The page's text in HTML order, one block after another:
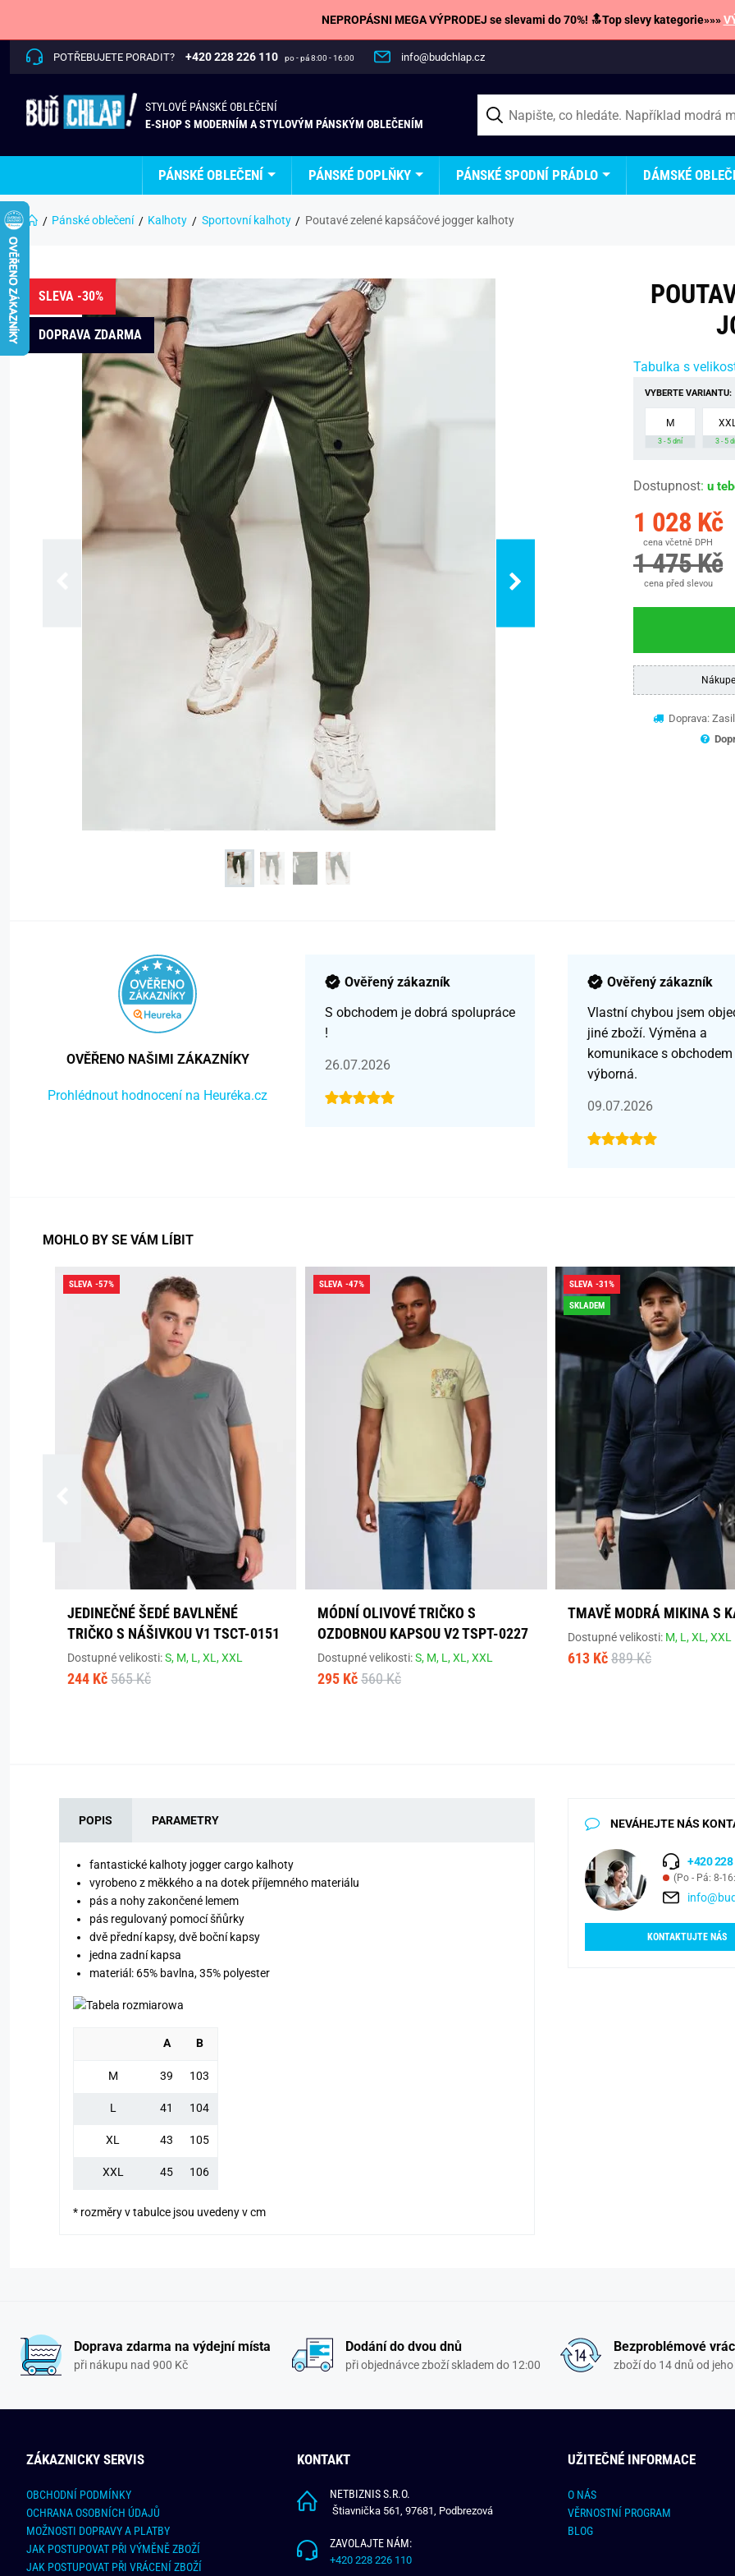
NEPROPÁSNI MEGA VÝPRODEJ se slevami do 70%! 🔝Top slevy kategorie»»»
POTŘEBUJETE PORADIT? +420 228 226 110 po - pá 8:00 - 16:00 info@budchlap.cz
STYLOVÉ PÁNSKÉ OBLEČENÍ
E-SHOP S MODERNÍM A STYLOVÝM PÁNSKÝM OBLEČENÍM
PÁNSKÉ OBLEČENÍ PÁNSKÉ DOPLŇKY PÁNSKÉ SPODNÍ PRÁDLO DÁMSKÉ
Pánské oblečení Kalhoty Sportovní kalhoty Poutavé zelené kapsáčové jogger kalhoty
SLEVA -30%
DOPRAVA ZDARMA
Tabulka s
VYBERTE VARIANTU:
M
3 - 5 dní 3 - 5
Dostupnost: u
1 028 Kč
cena včetně DPH
1 475 Kč
cena před slevou
Doprava:
OVĚŘENO NAŠIMI ZÁKAZNÍKY
Prohlédnout hodnocení na Heuréka.cz
Ověřený zákazník
S obchodem je dobrá spolupráce
!
26.07.2026
Ověřený zákazník
Vlastní chybou jsem
jiné zboží. Výměna a
komunikace s obchodem
výborná.
09.07.2026
MOHLO BY SE VÁM LÍBIT
SLEVA -57%
JEDINEČNÉ ŠEDÉ BAVLNĚNÉ
TRIČKO S NÁŠIVKOU V1 TSCT-0151
Dostupné velikosti:S, M, L,XL,XXL
244 Kč 565 Kč
SLEVA -47%
MÓDNÍ OLIVOVÉ TRIČKO S
OZDOBNOU KAPSOU V2 TSPT-0227
Dostupné velikosti:S, M, L,XL,XXL
295 Kč 560 Kč
SLEVA -31%
SKLADEM
TMAVĚ MODRÁ MIKINA S
Dostupné velikosti: M, L,XL,XXL
613 Kč 889 Kč
POPIS PARAMETRY
fantastické kalhoty jogger cargo kalhoty
vyrobeno z měkkého a na dotek příjemného materiálu
pás a nohy zakončené lemem
pás regulovaný pomocí šňůrky
dvě přední kapsy, dvě boční kapsy
jedna zadní kapsa
materiál: 65% bavlna, 35% polyester
A B
M 39 103
L 41 104
XL 43 105
XXL 45 106
* rozměry v tabulce jsou uvedeny v cm
NEVÁHEJTE NÁS
+420 228
(Po - Pá: 8-
KONTAKTUJTE NÁS
Doprava zdarma na výdejní místa
při nákupu nad 900 Kč
Dodání do dvou dnů
při objednávce zboží skladem do 12:00
Bezproblémové
zboží do 14 dnů od
ZÁKAZNICKY SERVIS
OBCHODNÍ PODMÍNKY
OCHRANA OSOBNÍCH ÚDAJŮ
MOŽNOSTI DOPRAVY A PLATBY
JAK POSTUPOVAT PŘI VÝMĚNĚ ZBOŽÍ
JAK POSTUPOVAT PŘI VRÁCENÍ ZBOŽÍ
KONTAKT
NETBIZNIS S.R.O.
Štiavnička 561, 97681, Podbrezová
ZAVOLAJTE NÁM:
+420 228 226 110
UŽITEČNÉ INFORMACE
O NÁS
VĚRNOSTNÍ PROGRAM
BLOG